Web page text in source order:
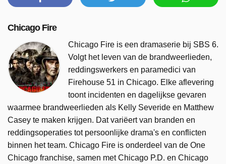
Chicago Fire
Chicago Fire is een dramaserie bij SBS 6.
Volgt het leven van de brandweerlieden,
reddingswerkers en paramedici van
Firehouse 51 in Chicago. Elke aflevering
toont incidenten en dagelijkse gevaren
waarmee brandweerlieden als Kelly Severide en Matthew
Casey te maken krijgen. Dat variëert van branden en
reddingsoperaties tot persoonlijke drama's en conflicten
binnen het team. Chicago Fire is onderdeel van de One
Chicago franchise, samen met Chicago P.D. en Chicago